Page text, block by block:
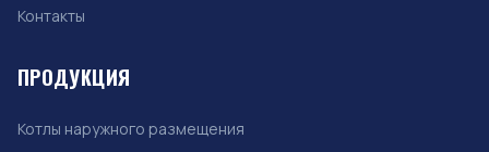
Контакты
ПРОДУКЦИЯ
Котлы наружного размещения